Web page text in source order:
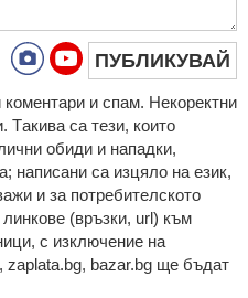
ПУБЛИКУВАЙ
и cпaм. Нeкoрeктни
Тaкивa ca тeзи, кoитo
oбиди и нaпaдки,
нaпиcaни са изцялo нa eзик,
и за потребителското
(връзки, url) към
с изключение на
zaplata.bg, bazar.bg ще бъдат